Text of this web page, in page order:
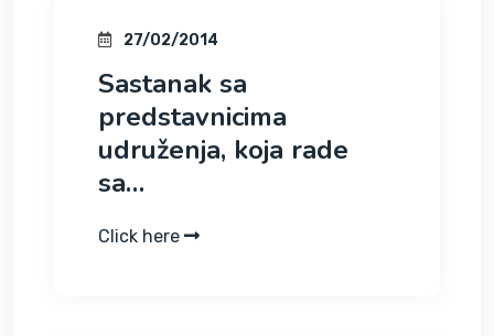
27/02/2014
Sastanak sa
predstavnicima
udruženja, koja rade
sa…
Click here